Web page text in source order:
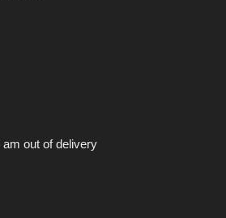
out of delivery